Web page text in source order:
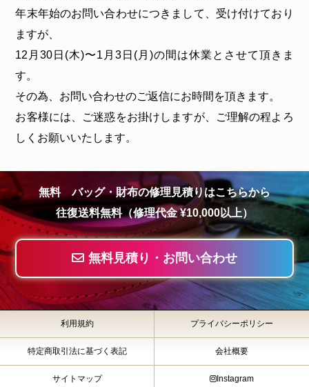
年末年始のお問い合わせにつきまして、受け付けており
ますが、
12月30日(木)〜1月3日(月)の間は休業とさせて頂きま
す。
その為、お問い合わせのご返信にお時間を頂きます。
お客様には、ご迷惑をお掛けしますが、ご理解の程よろ
しくお願いいたします。
無料 バッグ・財布の修理見積りはこちらから
往復送料無料（修理代金 ¥10,000以上）
無料見積り・お問い合わせ
利用規約 プライバシーポリシー
特定商取引法に基づく表記 会社概要
サイトマップ Instagram